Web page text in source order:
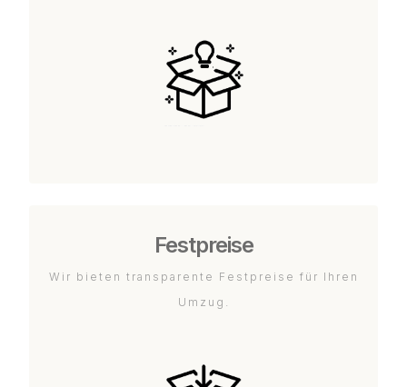
Festpreise
Wir bieten transparente Festpreise für Ihren
Umzug.